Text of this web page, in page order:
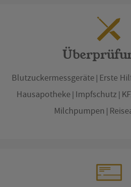
Blutzuckermessgeräte Erste
Hausapotheke Impfschutz
Milchpumpen